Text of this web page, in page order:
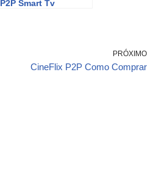
P2P Smart Tv
PRÓXIMO
CineFlix P2P Como Comprar